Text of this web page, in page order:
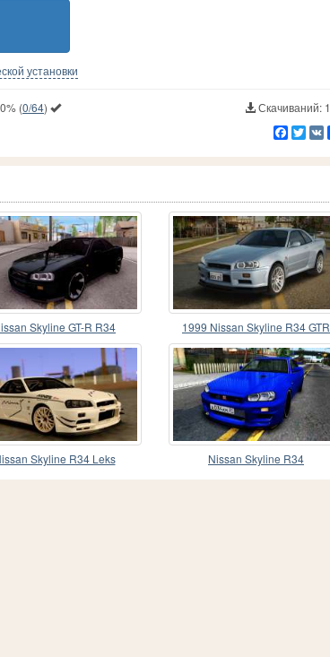
установки
0%(0/64)
Скачиваний:
Skyline GT-R R34 1999 Nissan Skyline R34 GTR
Skyline R34 Leks Nissan Skyline R34